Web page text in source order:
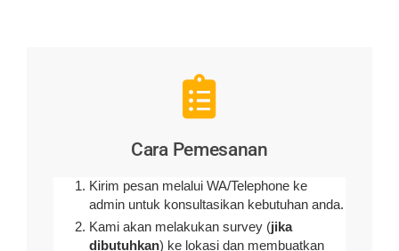
Cara Pemesanan
Kirim pesan melalui WA/Telephone ke
admin untuk konsultasikan kebutuhan anda.
Kami akan melakukan survey (jika
dibutuhkan) ke lokasi dan membuatkan